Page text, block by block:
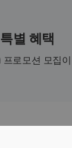
별 혜택
로모션 모집
신청